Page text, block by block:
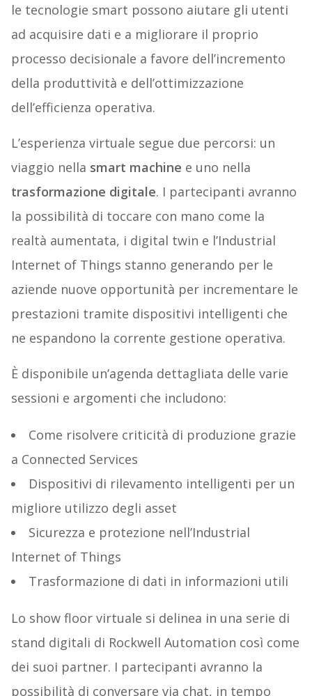
le tecnologie smart possono aiutare gli utenti
ad acquisire dati e a migliorare il proprio
processo decisionale a favore dell’incremento
della produttività e dell’ottimizzazione
dell’efficienza operativa.
L’esperienza virtuale segue due percorsi: un
viaggio nella smart machine e uno nella
trasformazione digitale. I partecipanti avranno
la possibilità di toccare con mano come la
realtà aumentata, i digital twin e l’Industrial
Internet of Things stanno generando per le
aziende nuove opportunità per incrementare le
prestazioni tramite dispositivi intelligenti che
ne espandono la corrente gestione operativa.
È disponibile un’agenda dettagliata delle varie
sessioni e argomenti che includono:
Come risolvere criticità di produzione grazie
a Connected Services
Dispositivi di rilevamento intelligenti per un
migliore utilizzo degli asset
Sicurezza e protezione nell’Industrial
Internet of Things
Trasformazione di dati in informazioni utili
Lo show floor virtuale si delinea in una serie di
stand digitali di Rockwell Automation così come
dei suoi partner. I partecipanti avranno la
possibilità di conversare via chat, in tempo